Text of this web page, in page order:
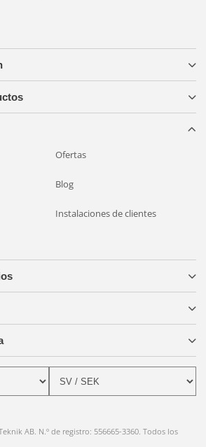
Ofertas
Blog
Instalaciones de clientes
AB. N.º de registro: 556665-3360. Todos los